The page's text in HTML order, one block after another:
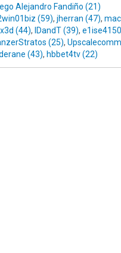
Alejandro Fandiño (21)
(59), jherran (47),
(44), IDandT (39),
(25),
(43), hbbet4tv (22)